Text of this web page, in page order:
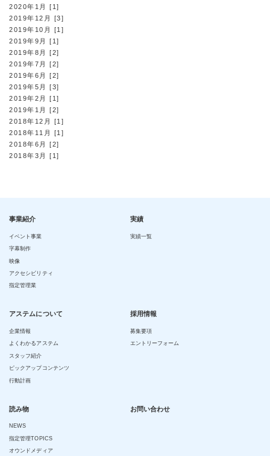
2020年1月 [1]
2019年12月 [3]
2019年10月 [1]
2019年9月 [1]
2019年8月 [2]
2019年7月 [2]
2019年6月 [2]
2019年5月 [3]
2019年2月 [1]
2019年1月 [2]
2018年12月 [1]
2018年11月 [1]
2018年6月 [2]
2018年3月 [1]
事業紹介
イベント事業
字幕制作
映像
アクセシビリティ
指定管理業
実績
実績一覧
アステムについて
企業情報
よくわかるアステム
スタッフ紹介
ピックアップコンテンツ
行動計画
採用情報
募集要項
エントリーフォーム
読み物
NEWS
指定管理TOPICS
オウンドメディア
お問い合わせ